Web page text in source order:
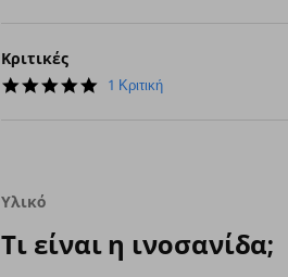
Κριτικές
5.0
1 Κριτική
Υλικό
Τι είναι η ινοσανίδα;